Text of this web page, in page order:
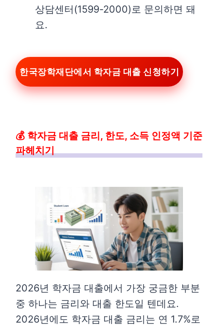
상담센터(1599-2000)로 문의하면 돼
요.
한국장학재단에서 학자금 대출 신청하기
💰 학자금 대출 금리, 한도, 소득 인정액 기준
파헤치기
2026년 학자금 대출에서 가장 궁금한 부분
중 하나는 금리와 대출 한도일 텐데요.
2026년에도 학자금 대출 금리는 연 1.7%로